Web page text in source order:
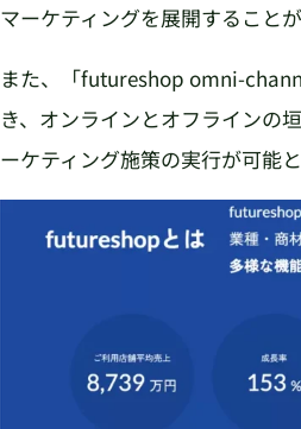
マーケティングを展開することが
また、「futureshop omni-
き、オンラインとオフラインの
ーケティング施策の実行が可能と